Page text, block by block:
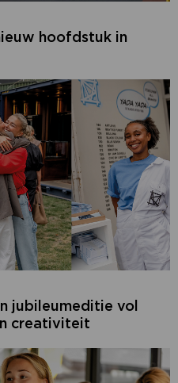
hoofdstuk in
jubileumeditie vol
creativiteit